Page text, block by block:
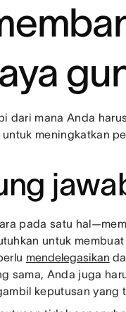
mana Anda
meningkatkan
pada satu
untuk
mendelegasikan
sama, Anda juga
keputusan yang